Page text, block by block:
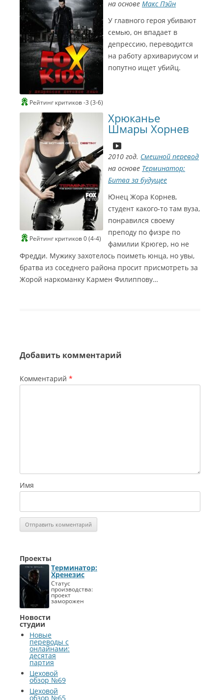
Рейтинг критиков -3 (3-6)
на основе Макс Пэйн
У главного героя убивают
семью, он впадает в
депрессию, переводится
на работу архивариусом и
попутно ищет убийц.
Рейтинг критиков 0 (4-4)
Хрюканье
Шмары Хорнев
2010 год. Смешной перевод
на основе Терминатор:
Битва за будущее
Юнец Жора Корнев,
студент какого-то там вуза,
понравился своему
преподу по физре по
фамилии Крюгер, но не
Фредди. Мужику захотелось поиметь юнца, но увы,
братва из соседнего района просит присмотреть за
Жорой наркоманку Кармен Филиппову…
Добавить комментарий
Комментарий *
Имя
Проекты
Терминатор:
Хренезис
Статус
производства:
проект
заморожен
Новости
студии
Новые
переводы с
онлайнами:
деcятая
партия
Цеховой
обзор №69
Цеховой
обзор №65